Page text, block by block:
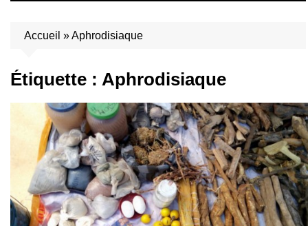
Accueil »Aphrodisiaque
Étiquette : Aphrodisiaque